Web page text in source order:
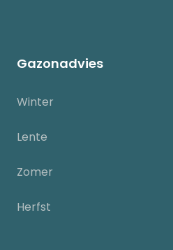
Gazonadvies
Winter
Lente
Zomer
Herfst